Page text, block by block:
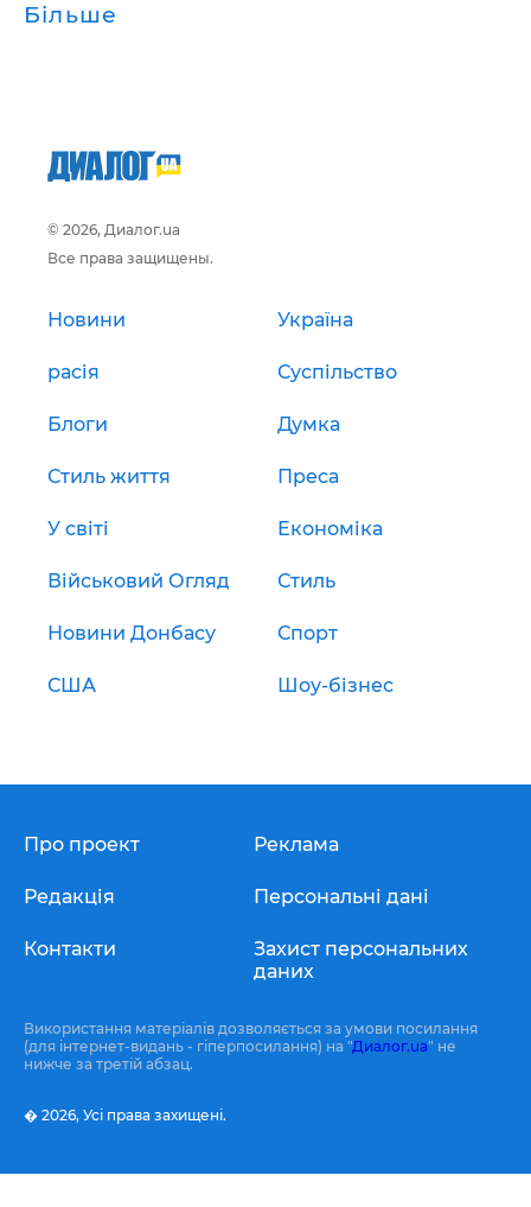
Більше
© 2026, Диалог.ua
Все права защищены.
Новини Україна
расія Суспільство
Блоги Думка
Стиль життя Преса
У світі Економіка
Військовий Огляд Стиль
Новини Донбасу Спорт
США Шоу-бізнес
Про проект
Редакція
Контакти
Реклама
Персональні дані
Захист персональних
даних
Використання матеріалів дозволяється за умови посилання
(для інтернет-видань - гіперпосилання) на "Диалог.ua" не
нижче за третій абзац.
� 2026, Усі права захищені.